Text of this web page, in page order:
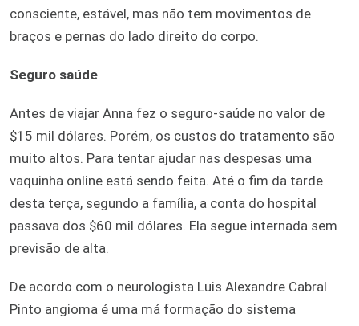
consciente, estável, mas não tem movimentos de
braços e pernas do lado direito do corpo.
Seguro saúde
Antes de viajar Anna fez o seguro-saúde no valor de
$15 mil dólares. Porém, os custos do tratamento são
muito altos. Para tentar ajudar nas despesas uma
vaquinha online está sendo feita. Até o fim da tarde
desta terça, segundo a família, a conta do hospital
passava dos $60 mil dólares. Ela segue internada sem
previsão de alta.
De acordo com o neurologista Luis Alexandre Cabral
Pinto angioma é uma má formação do sistema